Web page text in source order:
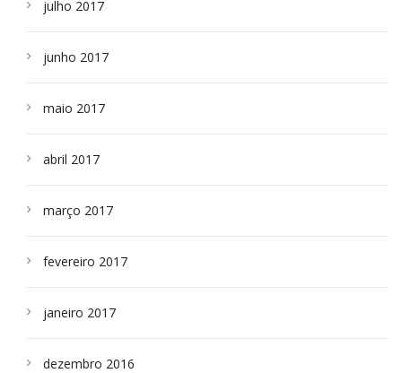
julho 2017
junho 2017
maio 2017
abril 2017
março 2017
fevereiro 2017
janeiro 2017
dezembro 2016